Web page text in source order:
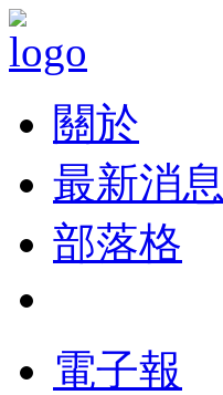
關於
最新消息
部落格
電子報